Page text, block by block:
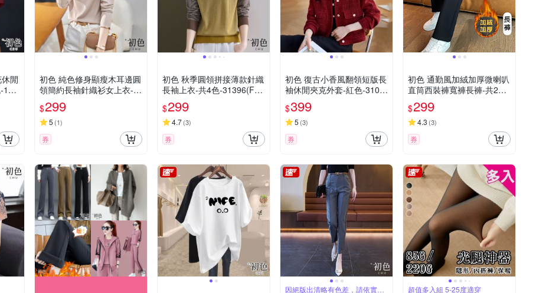
閒
125
初色 純色修身顯瘦木耳邊圓
領簡約長袖針織衫女上衣-奶
咖色-30277(M-2XL可選)
$299
5 (1)
券
初色 秋季圓領拼接薄款針織
長袖上衣-共4色-31396(F可
選)
$299
4.7(3)
券
初色 復古小香風翻領短版長
袖休閒夾克外套-紅色-3108
2(M-2XL可選)
$399
5 (3)
券
初色 通勤風加絨加厚微喇叭
直筒西裝褲寬褲長褲-共2款-
39485(M-4XL可選)
$299
4.3 (3)
券
因絕版出清略有色差，請依實際 超值多入組 5-25度適穿